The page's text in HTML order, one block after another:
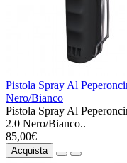
Pistola Spray Al
Nero/Bianco
Pistola Spray Al
2.0 Nero/Bianco..
85,00€
Acquista